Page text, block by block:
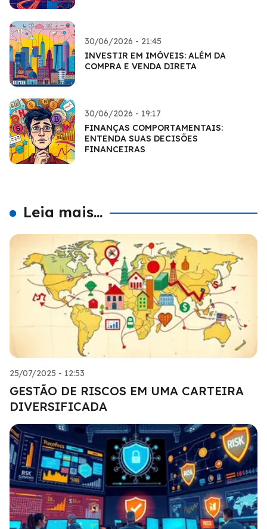
30/06/2026 - 21:45
INVESTIR EM IMÓVEIS: ALÉM DA
COMPRA E VENDA DIRETA
30/06/2026 - 19:17
FINANÇAS COMPORTAMENTAIS:
ENTENDA SUAS DECISÕES
FINANCEIRAS
Leia mais...
25/07/2025 - 12:53
GESTÃO DE RISCOS EM UMA CARTEIRA
DIVERSIFICADA